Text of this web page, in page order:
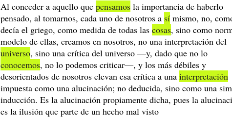
Al conceder a aquello que pensamos la importancia de haberlo
pensado, al tomarnos, cada uno de nosotros a sí mismo, no,
decía el griego, como medida de todas las cosas, sino como
modelo de ellas, creamos en nosotros, no una interpretación del
universo, sino una crítica del universo ―y, dado que no lo
conocemos, no lo podemos criticar―, y los más débiles y
desorientados de nosotros elevan esa crítica a una interpretación
impuesta como una alucinación; no deducida, sino como una
inducción. Es la alucinación propiamente dicha, pues la
es la ilusión que parte de un hecho mal visto